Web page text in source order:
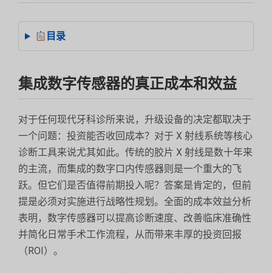
目录
集成数字传感器的真正成本和效益
对于任何现代牙科诊所来说，升级设备的决定都取决于
一个问题：投资能否收回成本？对于 X 射线系统等核心
诊断工具来说尤其如此。传统的胶片 X 射线是数十年来
的主流，而集成的数字口内传感器则是一个重大的飞
跃。但它们是否值得前期投入呢？答案是肯定的，但前
提是必须对实施进行战略性规划。全面的成本效益分析
表明，数字传感器可以提高诊断速度、改善临床准确性
并简化日常手术工作流程，从而带来丰厚的投资回报
（ROI）。